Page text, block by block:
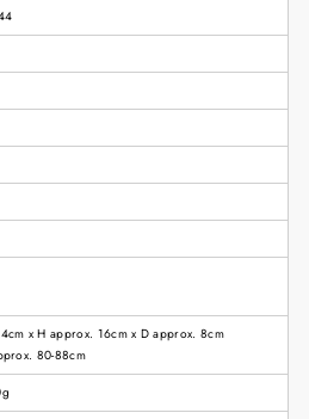
x H approx. 16cm x D approx. 8cm
80-88cm